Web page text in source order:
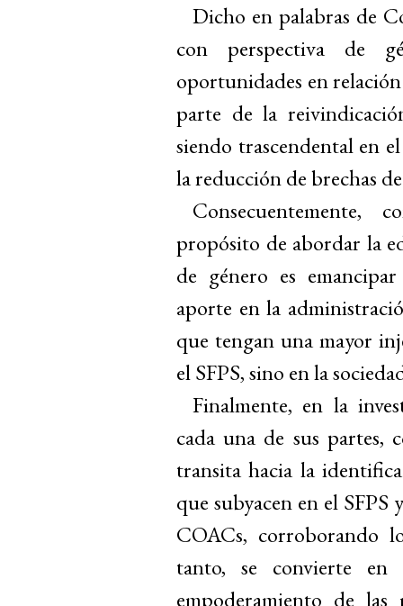
Dicho en palabras de
con perspectiva de
oportunidades en
parte de la
siendo trascendental en
la reducción de brechas
propósito de abordar la
de género es
aporte en la
que tengan una mayor
el SFPS, sino en la
Finalmente, en la
cada una de sus partes,
transita hacia la
que subyacen en el SFPS
COACs, corroborando
tanto, se convierte
empoderamiento de